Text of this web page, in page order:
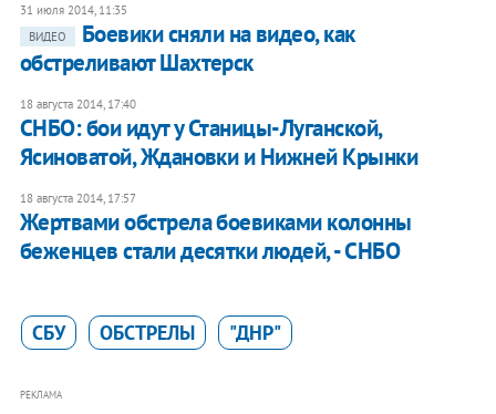
31 июля 2014, 11:35
ВИДЕО
Боевики сняли на видео, как
обстреливают Шахтерск
18 августа 2014, 17:40
СНБО: бои идут у Станицы-Луганской,
Ясиноватой, Ждановки и Нижней Крынки
18 августа 2014, 17:57
Жертвами обстрела боевиками колонны
беженцев стали десятки людей, - СНБО
СБУ ОБСТРЕЛЫ "ДНР"
РЕКЛАМА